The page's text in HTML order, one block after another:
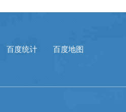
百度统计 百度地图